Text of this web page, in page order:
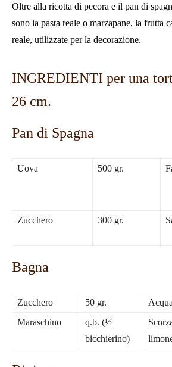
Oltre alla ricotta di pecora e il pan di
sono la pasta reale o marzapane, la frutta
reale, utilizzate per la decorazione.
INGREDIENTI per una
26 cm.
Pan di Spagna
Uova 500 gr.
Zucchero 300 gr.
Bagna
Zucchero 50 gr. Acqua
Maraschino
q.b. (½
bicchierino)